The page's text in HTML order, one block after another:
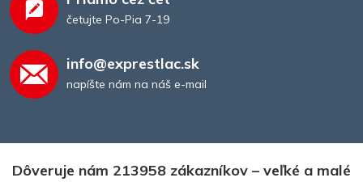
četujte Po-Pia 7-19
info@exprestlac.sk
napíšte nám na náš e-mail
Dôveruje nám 213958 zákazníkov – veľké a malé